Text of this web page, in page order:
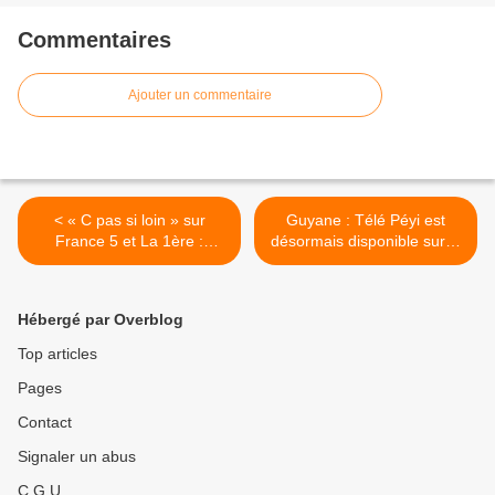
Commentaires
Ajouter un commentaire
< « C pas si loin » sur
France 5 et La 1ère :
découvrez la
Guyane : Télé Péyi est
désormais disponible sur la
TV d'Orange ! >
Hébergé par Overblog
Top articles
Pages
Contact
Signaler un abus
C.G.U.